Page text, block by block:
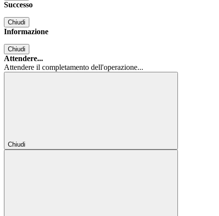
Successo
Chiudi
Informazione
Chiudi
Attendere...
Attendere il completamento dell'operazione...
Chiudi